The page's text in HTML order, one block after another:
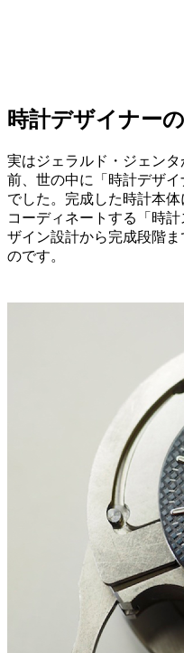
時計デザイナー
実はジェラルド・ジェン
前、世の中に「時計デザ
でした。完成した時計本
コーディネートする「時
ザイン設計から完成段階
のです。